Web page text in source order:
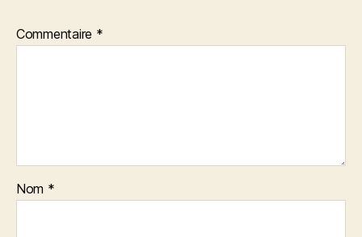
Commentaire *
Nom *